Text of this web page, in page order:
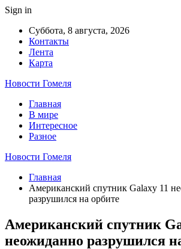
Sign in
Суббота, 8 августа, 2026
Контакты
Лента
Карта
Новости Гомеля
Главная
В мире
Интересное
Разное
Новости Гомеля
Главная
Американский спутник Galaxy 11
разрушился на орбите
Американский спутник
неожиданно разрушился